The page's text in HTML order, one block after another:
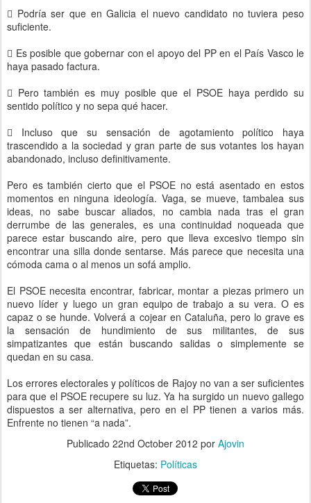
 Podría ser que en Galicia el nuevo candidato no tuviera peso
suficiente.
 Es posible que gobernar con el apoyo del PP en el País Vasco le
haya pasado factura.
 Pero también es muy posible que el PSOE haya perdido su
sentido político y no sepa qué hacer.
 Incluso que su sensación de agotamiento político haya
trascendido a la sociedad y gran parte de sus votantes los hayan
abandonado, incluso definitivamente.
Pero es también cierto que el PSOE no está asentado en estos
momentos en ninguna ideología. Vaga, se mueve, tambalea sus
ideas, no sabe buscar aliados, no cambia nada tras el gran
derrumbe de las generales, es una continuidad noqueada que
parece estar buscando aire, pero que lleva excesivo tiempo sin
encontrar una silla donde sentarse. Más parece que necesita una
cómoda cama o al menos un sofá amplio.
El PSOE necesita encontrar, fabricar, montar a piezas primero un
nuevo líder y luego un gran equipo de trabajo a su vera. O es
capaz o se hunde. Volverá a cojear en Cataluña, pero lo grave es
la sensación de hundimiento de sus militantes, de sus
simpatizantes que están buscando salidas o simplemente se
quedan en su casa.
Los errores electorales y políticos de Rajoy no van a ser suficientes
para que el PSOE recupere su luz. Ya ha surgido un nuevo gallego
dispuestos a ser alternativa, pero en el PP tienen a varios más.
Enfrente no tienen “a nada”.
Publicado 22nd October 2012 por Ajovin
Etiquetas: Políticas